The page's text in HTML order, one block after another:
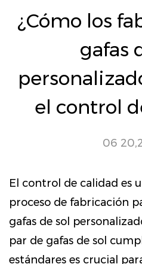
¿Cómo los
gafas
el control
06
El control de calidad es
proceso de fabricación
gafas de sol
par de gafas de sol
estándares es crucial